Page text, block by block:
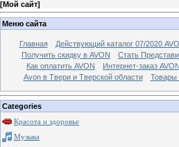
[Мой сайт]
Меню сайта
Главная Действующий каталог 07/2020
Получить скидку в AVON
Стать
Как оплатить AVON
Интернет-заказ AVON
Avon в Твери и Тверской области
Товары
Categories
Красота и здоровье
Музыка